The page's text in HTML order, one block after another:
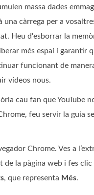
massa dades
una càrrega per a
Heu d'esborrar la
més espai i garantir
funcionant de
vídeos nous.
cau fan que YouTube
feu servir la guia
Chrome. Ves a
de la pàgina web i fes clic
, que representa Més.